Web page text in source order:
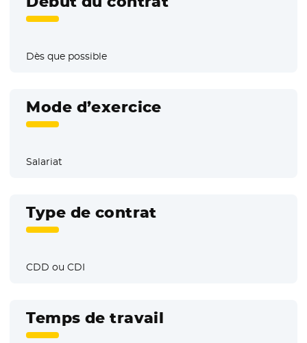
Dès que possible
Mode d’exercice
Salariat
Type de contrat
CDD ou CDI
Temps de travail